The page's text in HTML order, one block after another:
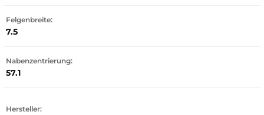
Felgenbreite:
7.5
Nabenzentrierung:
57.1
Hersteller: